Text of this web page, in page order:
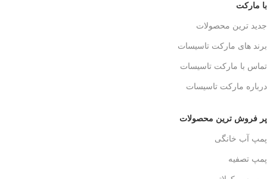
با مارکت
جدید ترین محصولات
برند های مارکت تاسیسات
تماس با مارکت تاسیسات
درباره مارکت تاسیسات
پر فروش ترین محصولات
پمپ آب خانگی
پمپ تصفیه